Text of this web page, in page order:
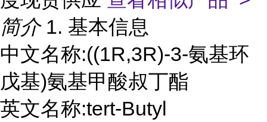
简介 1. 基本信息
中文名称:((1R,3R)-3-氨基环
戊基)氨基甲酸叔丁酯
英文名称:tert-Butyl